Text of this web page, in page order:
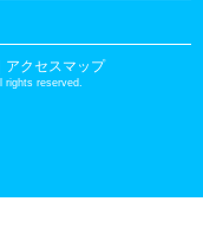
アクセスマップ
rights reserved.